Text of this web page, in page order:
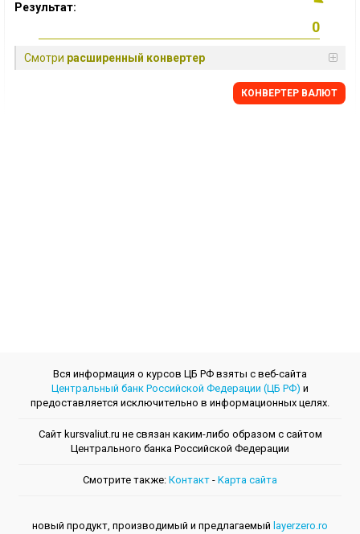
Результат:
Смотри расширенный конвертер
КОНВЕРТЕР ВАЛЮТ
Вся информация о курсов ЦБ РФ взяты с веб-сайта
Центральный банк Российской Федерации (ЦБ РФ) и
предоставляется исключительно в информационных целях.
Сайт kursvaliut.ru не связан каким-либо образом с сайтом
Центрального банкa Российской Федерации
Смотрите также: Контакт - Kарта сайта
новый продукт, производимый и предлагаемый layerzero.ro